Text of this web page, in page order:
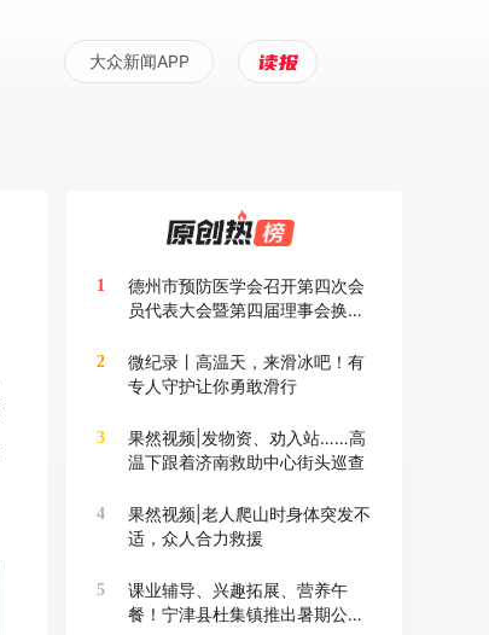
大众新闻APP
1
德州市预防医学会召开第四次会
员代表大会暨第四届理事会换届
2
微纪录丨高温天，来滑冰吧！有
专人守护让你勇敢滑行
3
果然视频|发物资、劝入站……高
温下跟着济南救助中心街头巡查
4
果然视频|老人爬山时身体突发不
适，众人合力救援
5
课业辅导、兴趣拓展、营养午
餐！宁津县杜集镇推出暑期公益